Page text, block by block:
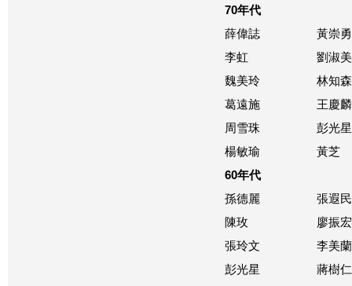
70年代
薛偉誌
黃崇勇
李虹
劉淑美
魏美玲
林知森
葛遠施
王慶麟
周雪珠
彭光星
楊敏瑜
黃芝
60年代
孫德麗
張遐民
陳玫
廖振宏
張玲文
李美蘭
彭光星
蔣樹仁